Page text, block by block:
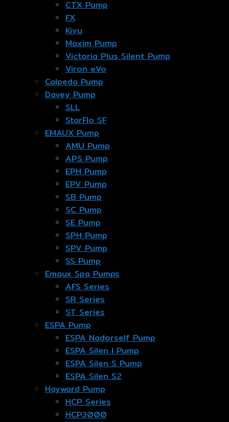
CTX Pump
FX
Kivu
Maxim Pump
Victoria Plus Silent Pump
Viron eVo
Calpeda Pump
Davey Pump
SLL
StarFlo SF
EMAUX Pump
AMU Pump
APS Pump
EPH Pump
EPV Pump
SB Pump
SC Pump
SE Pump
SPH Pump
SPV Pump
SS Pump
Emaux Spa Pumps
AFS Series
SR Series
ST Series
ESPA Pump
ESPA Nadorself Pump
ESPA Silen I Pump
ESPA Silen S Pump
ESPA Silen S2
Hayward Pump
HCP Series
HCP3000